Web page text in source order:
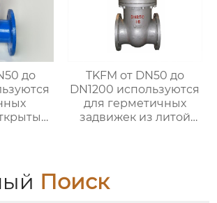
до
TKFM от DN50 до
DN1200 используются
для герметичных
задвижек из литой
Поиск